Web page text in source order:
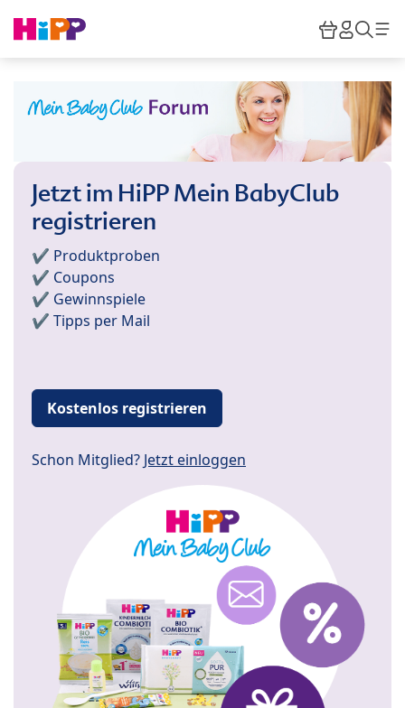
HiPP
Jetzt im HiPP Mein BabyClub
registrieren
✔️ Produktproben
✔️ Coupons
✔️ Gewinnspiele
✔️ Tipps per Mail
Kostenlos registrieren
Schon Mitglied? Jetzt einloggen